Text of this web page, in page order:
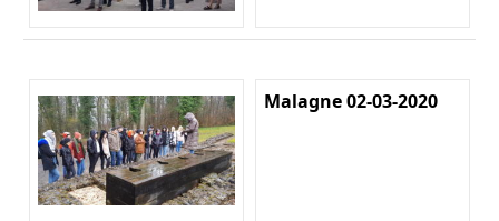
Malagne 02-03-2020